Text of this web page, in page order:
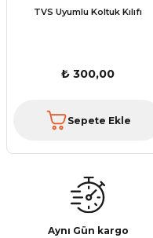
TVS Uyumlu Koltuk Kılıfı
₺ 300,00
Sepete Ekle
Aynı Gün kargo